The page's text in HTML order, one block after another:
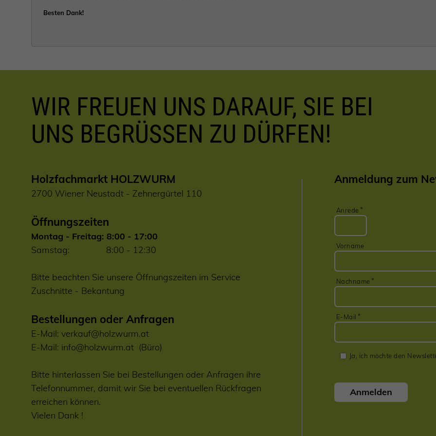
Besten Dank!
WIR FREUEN UNS DARAUF, SIE BEI
UNS BEGRÜSSEN ZU DÜRFEN!
Holzfachmarkt HOLZWURM
2700 Wiener Neustadt - Zehnergürtel 110
Öffnungszeiten
Montag - Freitag: 8:00 - 17:00
Samstag: 8:00 - 12:30
Bitte beachten Sie unsere Öffnungszeiten im Service
Zuschnitte - Bekantung
Bestellungen oder Anfragen
E-Mail: verkauf@holzwurm.at
E-Mail: info@holzwurm.at (Büro)
Bitte hinterlassen Sie bei Bestellungen oder Anfragen ihre
Telefonnummer, damit wir Sie bei eventuellen Rückfragen
erreichen können.
Vielen Dank !
Anmeldung zum
Anrede
Vorname
Nachname
E-Mail
Ja, ich möchte den
Anmelden